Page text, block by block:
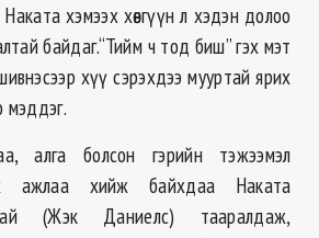
хэмээх хөвгүүн л хэдэн долоо
байдаг.“Тийм ч тод биш” гэх мэт
хүү сэрэхдээ мууртай ярих
мэддэг.
алга болсон гэрийн тэжээмэл
ажлаа хийж байхдаа Наката
(Жэк Даниелс) тааралдаж,